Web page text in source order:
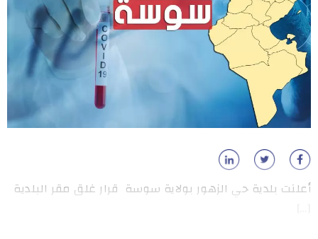
أعلنت بلدية حي الزهور بولاية سوسة قرار غلق مقر البلدية